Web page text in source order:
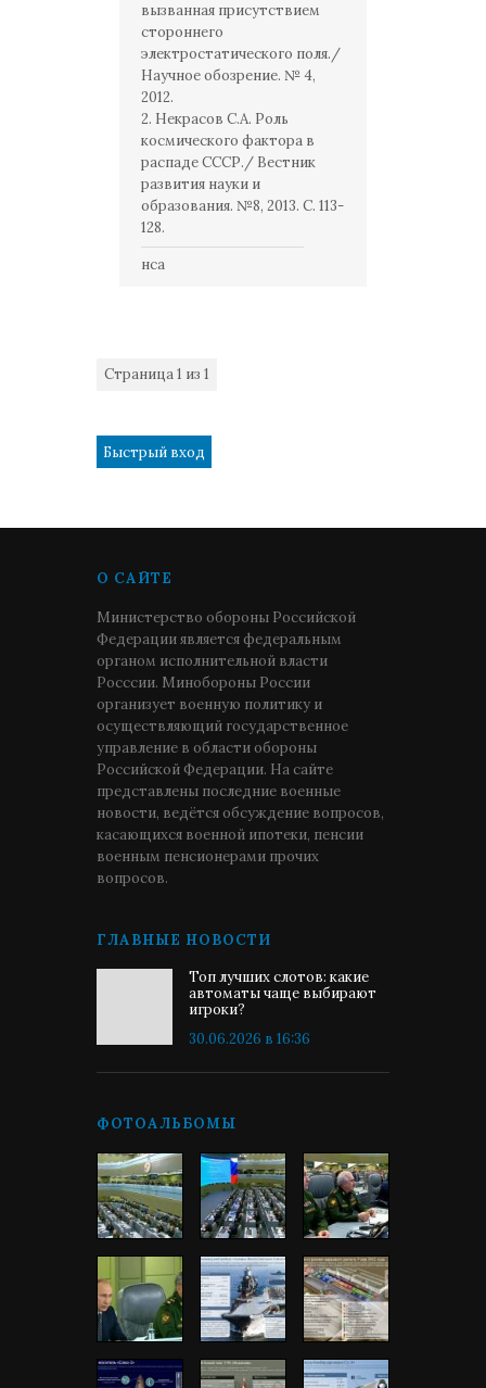
вызванная присутствием
стороннего
электростатического поля./
Научное обозрение. № 4,
2012.
2. Некрасов С.А. Роль
космического фактора в
распаде СССР./ Вестник
развития науки и
образования. №8, 2013. С. 113-
128.
нса
Страница1 из 1
О САЙТЕ
Министерство обороны Российской
Федерации является федеральным
органом исполнительной власти
Росссии. Минобороны России
организует военную политику и
осуществляющий государственное
управление в области обороны
Российской Федерации. На сайте
представлены последние военные
новости, ведётся обсуждение вопросов,
касающихся военной ипотеки, пенсии
военным пенсионерами прочих
вопросов.
ГЛАВНЫЕ НОВОСТИ
Топ лучших слотов: какие
автоматы чаще выбирают
игроки?
30.06.2026 в 16:36
ФОТОАЛЬБОМЫ